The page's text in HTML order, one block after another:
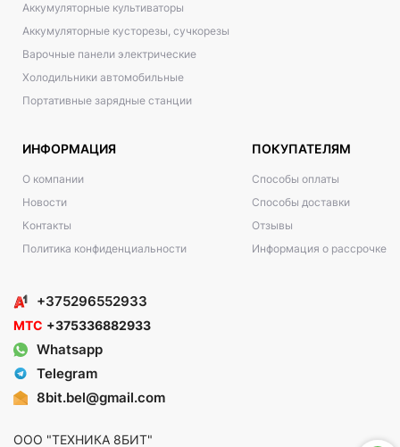
Аккумуляторные культиваторы
Аккумуляторные кусторезы, сучкорезы
Варочные панели электрические
Холодильники автомобильные
Портативные зарядные станции
ИНФОРМАЦИЯ
О компании
Новости
Контакты
Политика конфиденциальности
ПОКУПАТЕЛЯМ
Способы оплаты
Способы доставки
Отзывы
Информация о рассрочке
+375296552933
МТС +375336882933
Whatsapp
Telegram
8bit.bel@gmail.com
ООО "ТЕХНИКА 8БИТ"